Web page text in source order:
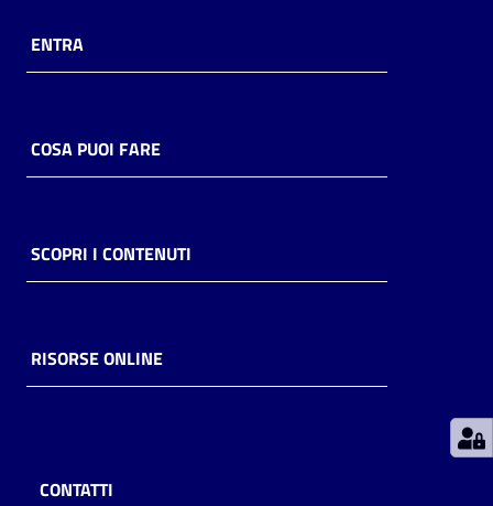
online
Piani
Decentrate
ENTRA
COSA PUOI FARE
SCOPRI I CONTENUTI
RISORSE ONLINE
CONTATTI